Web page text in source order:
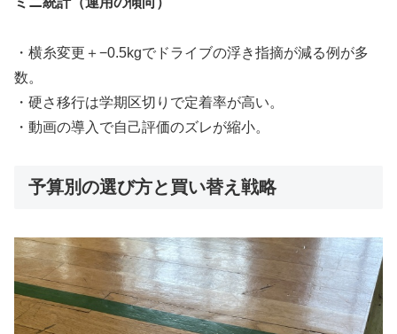
・横糸変更＋−0.5kgでドライブの浮き指摘が減る例が多
数。
・硬さ移行は学期区切りで定着率が高い。
・動画の導入で自己評価のズレが縮小。
予算別の選び方と買い替え戦略